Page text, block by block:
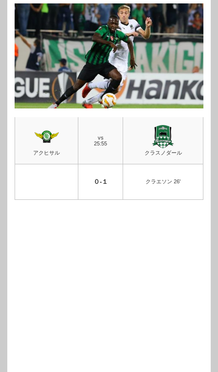
アクヒサル
vs
25:55
クラスノダール
０-１ クラエソン 26'